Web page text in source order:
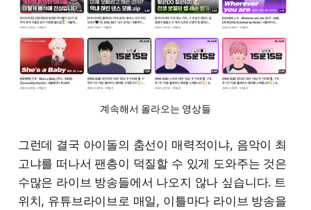
계속해서 올라오는 영상들
그런데 결국 아이돌의 춤선이 매력적이냐, 음악이 최
고냐를 떠나서 팬층이 덕질할 수 있게 도와주는 것은
수많은 라이브 방송들에서 나오지 않나 싶습니다. 트
위치, 유튜브라이브로 매일, 이틀마다 라이브 방송을